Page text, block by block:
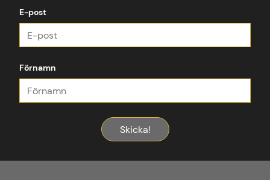
E-post
Förnamn
Skicka!